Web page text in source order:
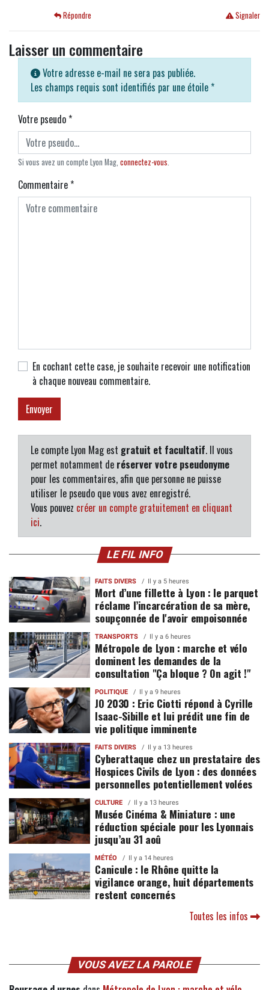
Signaler
Répondre
Laisser un commentaire
Votre adresse e-mail ne sera pas publiée.
Les champs requis sont identifiés par une étoile *
Votre pseudo*
Si vous avez un compte Lyon Mag, connectez-vous.
Commentaire*
En cochant cette case, je souhaite recevoir une notification
à chaque nouveau commentaire.
Le compte Lyon Mag est gratuit et facultatif. Il vous
permet notamment de réserver votre pseudonyme
pour les commentaires, afin que personne ne puisse
utiliser le pseudo que vous avez enregistré.
Vous pouvez créer un compte gratuitement en cliquant
ici.
LE FIL INFO
FAITS DIVERS Il y a 5 heures
Mort d’une fillette à Lyon : le parquet
réclame l’incarcération de sa mère,
soupçonnée de l'avoir empoisonnée
TRANSPORTS Il y a 6 heures
Métropole de Lyon : marche et vélo
dominent les demandes de la
consultation "Ça bloque ? On agit !"
POLITIQUE Il y a 9 heures
JO 2030 : Eric Ciotti répond à Cyrille
Isaac-Sibille et lui prédit une fin de
vie politique imminente
FAITS DIVERS Il y a 13 heures
Cyberattaque chez un prestataire des
Hospices Civils de Lyon : des données
personnelles potentiellement volées
CULTURE Il y a 13 heures
Musée Cinéma & Miniature : une
réduction spéciale pour les Lyonnais
jusqu’au 31 aoû
MÉTÉO Il y a 14 heures
Canicule : le Rhône quitte la
vigilance orange, huit départements
restent concernés
Toutes les infos
VOUS AVEZ LA PAROLE